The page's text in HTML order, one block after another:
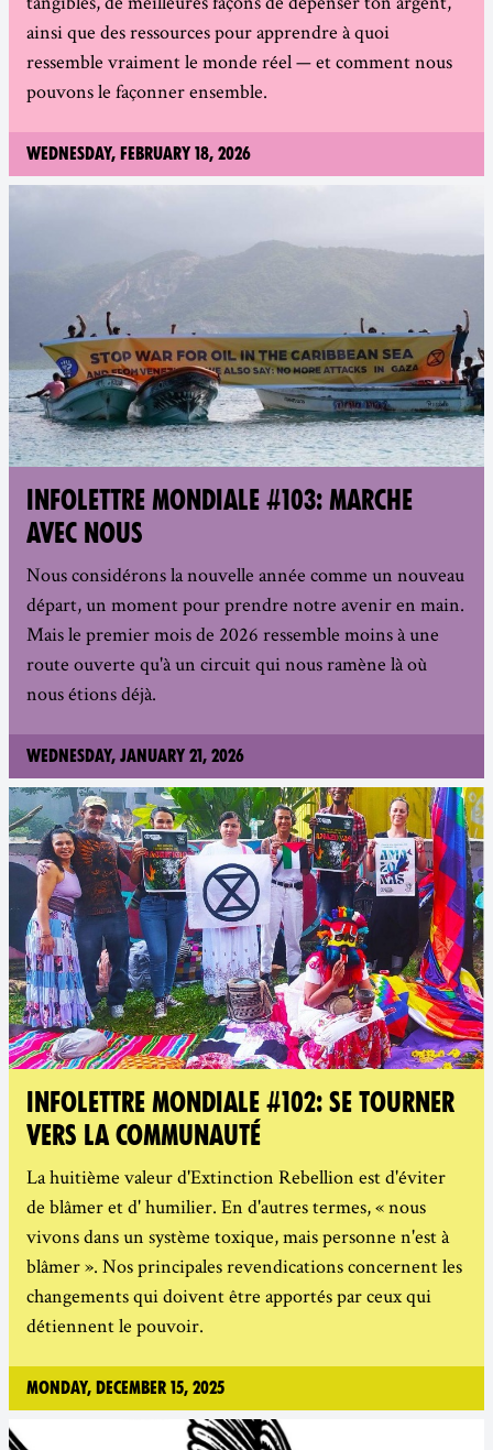
ainsi que des ressources pour apprendre à quoi
ressemble vraiment le monde réel — et comment nous
pouvons le façonner ensemble.
Wednesday, February 18, 2026
INFOLETTRE MONDIALE #103: MARCHE
AVEC NOUS
Nous considérons la nouvelle année comme un nouveau
départ, un moment pour prendre notre avenir en main.
Mais le premier mois de 2026 ressemble moins à une
route ouverte qu'à un circuit qui nous ramène là où
nous étions déjà.
Wednesday, January 21, 2026
INFOLETTRE MONDIALE #102: SE TOURNER
VERS LA COMMUNAUTÉ
La huitième valeur d'Extinction Rebellion est d'éviter
de blâmer et d' humilier. En d'autres termes, « nous
vivons dans un système toxique, mais personne n'est à
blâmer ». Nos principales revendications concernent les
changements qui doivent être apportés par ceux qui
détiennent le pouvoir.
Monday, December 15, 2025